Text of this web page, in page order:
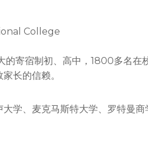
College
的寄宿制初、高中，1800多名在
长的信赖。
学、麦克马斯特大学、罗特曼